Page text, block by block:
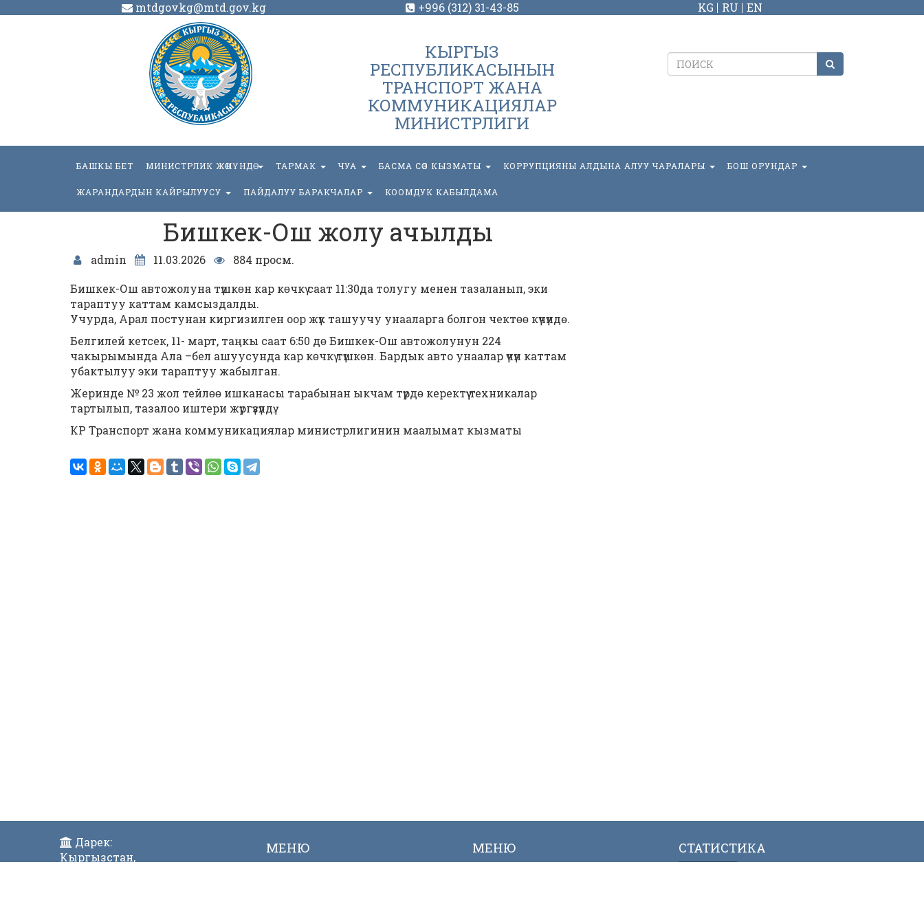
mtdgovkg@mtd.gov.kg +996 (312) 31-43-85 KG RU EN
КЫРГЫЗ
РЕСПУБЛИКАСЫНЫН
ТРАНСПОРТ ЖАНА
КОММУНИКАЦИЯЛАР
МИНИСТРЛИГИ
БАШКЫ БЕТ МИНИСТРЛИК ЖӨНҮНДӨ ТАРМАК ЧУА БАСМА СӨЗ КЫЗМАТЫ КОРРУПЦИЯНЫ АЛДЫНА АЛУУ ЧАРАЛАРЫ БОШ ОРУНДАР
ЖАРАНДАРДЫН КАЙРЫЛУУСУ ПАЙДАЛУУ БАРАКЧАЛАР КООМДУК КАБЫЛДАМА
Бишкек-Ош жолу ачылды
admin 11.03.2026
884 просм.
Бишкек-Ош автожолуна түшкɵн кар кɵчкү саат 11:30да толугу менен тазаланып, эки
тараптуу каттам камсыздалды.
Учурда, Арал постунан киргизилген оор жүк ташуучу унааларга болгон чектɵɵ күчүндө.
Белгилей кетсек, 11- март, таңкы саат 6:50 дɵ Бишкек-Ош автожолунун 224
чакырымында Ала –бел ашуусунда кар кɵчкү түшкɵн. Бардык авто унаалар үчүн каттам
убактылуу эки тараптуу жабылган.
Жеринде № 23 жол тейлɵɵ ишканасы тарабынан ыкчам түрдɵ керектүү техникалар
тартылып, тазалоо иштери жүргүзүлдү.
КР Транспорт жана коммуникациялар министрлигинин маалымат кызматы
Дарек:
Кыргызстан,
МЕНЮ МЕНЮ СТАТИСТИКА